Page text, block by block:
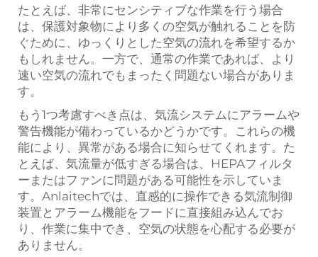
たとえば、非常にセンシティブな作業を行う場合
は、保護対象物により多くの空気が触れることを防
ぐために、ゆっくりとした空気の流れを希望するか
もしれません。一方で、通常の作業であれば、より
速い空気の流れでもまったく問題ない場合がありま
す。
もう1つ考慮すべき点は、気流システムにアラームや
警告機能が備わっているかどうかです。これらの機
能により、異常がある場合に知らせてくれます。た
とえば、気流量が低すぎる場合は、HEPAフィルタ
ーまたはファンに問題がある可能性を示していま
す。Anlaitechでは、直感的に操作できる気流制御
装置とアラーム機能をフードに直接組み込んでお
り、作業に集中でき、空気の状態を心配する必要が
ありません。